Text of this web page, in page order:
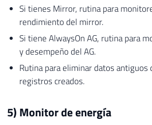
Si tienes Mirror, rutina para
rendimiento del mirror.
Si tiene AlwaysOn AG, rutina para
y desempeño del AG.
Rutina para eliminar datos antiguos
registros creados.
5) Monitor de energía